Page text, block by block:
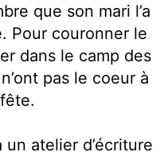
que son mari l’a
Pour couronner le
dans le camp des
pas le coeur à
atelier d’écriture